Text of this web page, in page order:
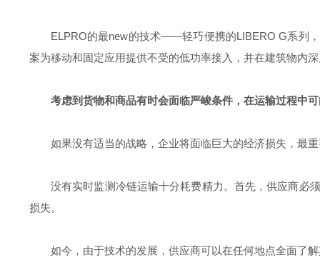
ELPRO的最new的技术——轻巧便携的LIBERO G系列
案为移动和固定应用提供不受的低功率接入，并在建筑物内
考虑到货物和商品有时会面临严峻条件，在运输过程中
如果没有适当的战略，企业将面临巨大的经济损失，最
没有实时监测冷链运输十分耗费精力。首先，供应商必
损失。
如今，由于技术的发展，供应商可以在任何地点全面了